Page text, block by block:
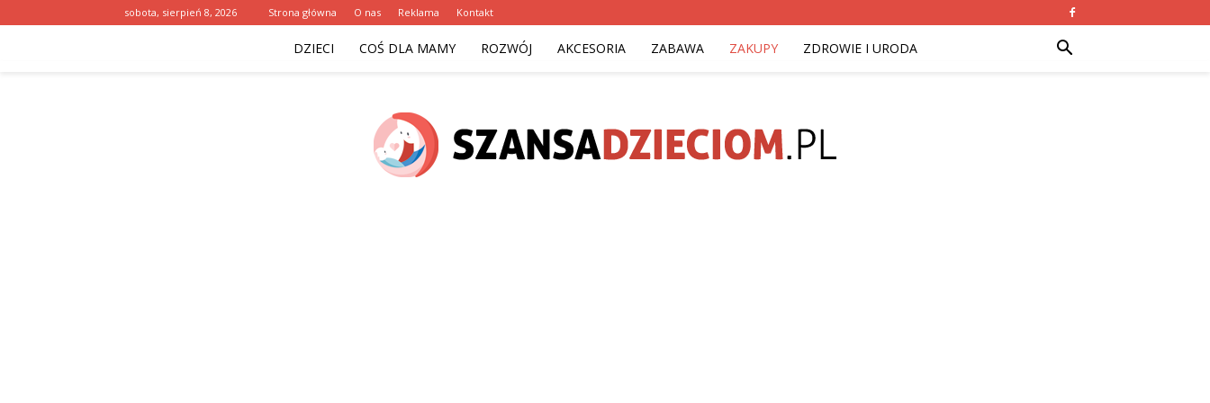
sobota, sierpień 8, 2026 Strona główna O nas Reklama Kontakt
DZIECI COŚ DLA MAMY ROZWÓJ AKCESORIA ZABAWA ZAKUPY ZDROWIE I URODA